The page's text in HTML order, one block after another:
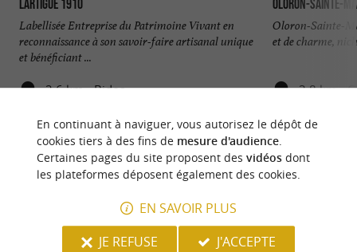
Lartigue 1910
Labellisée Entreprise du Patrimoine Vivant en
reconnaissance à son savoir-faire artisanal unique
et bénéficiant ...
2,6 km - Bidos
Oloron-Sainte-
Oloron-Sainte-
et de charme,
3,8 km -
NOUS AVONS TESTÉPOUR VOUS
En continuant à naviguer, vous autorisez le dépôt de
cookies tiers à des fins de mesure d'audience.
Certaines pages du site proposent des vidéosdont
les plateformes déposent également des cookies.
EN SAVOIR PLUS
JE REFUSE
J'ACCEPTE